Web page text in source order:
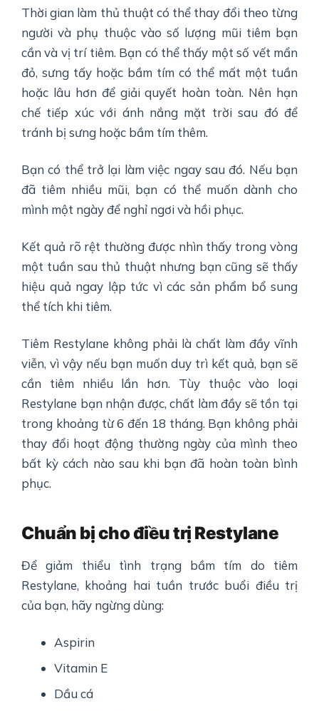
Thời gian làm thủ thuật có thể thay đổi theo từng
người và phụ thuộc vào số lượng mũi tiêm bạn
cần và vị trí tiêm. Bạn có thể thấy một số vết mẩn
đỏ, sưng tấy hoặc bầm tím có thể mất một tuần
hoặc lâu hơn để giải quyết hoàn toàn. Nên hạn
chế tiếp xúc với ánh nắng mặt trời sau đó để
tránh bị sưng hoặc bầm tím thêm.
Bạn có thể trở lại làm việc ngay sau đó. Nếu bạn
đã tiêm nhiều mũi, bạn có thể muốn dành cho
mình một ngày để nghỉ ngơi và hồi phục.
Kết quả rõ rệt thường được nhìn thấy trong vòng
một tuần sau thủ thuật nhưng bạn cũng sẽ thấy
hiệu quả ngay lập tức vì các sản phẩm bổ sung
thể tích khi tiêm.
Tiêm Restylane không phải là chất làm đầy vĩnh
viễn, vì vậy nếu bạn muốn duy trì kết quả, bạn sẽ
cần tiêm nhiều lần hơn. Tùy thuộc vào loại
Restylane bạn nhận được, chất làm đầy sẽ tồn tại
trong khoảng từ 6 đến 18 tháng. Bạn không phải
thay đổi hoạt động thường ngày của mình theo
bất kỳ cách nào sau khi bạn đã hoàn toàn bình
phục.
Chuẩn bị cho điều trị Restylane
Để giảm thiểu tình trạng bầm tím do tiêm
Restylane, khoảng hai tuần trước buổi điều trị
của bạn, hãy ngừng dùng:
Aspirin
Vitamin E
Dầu cá